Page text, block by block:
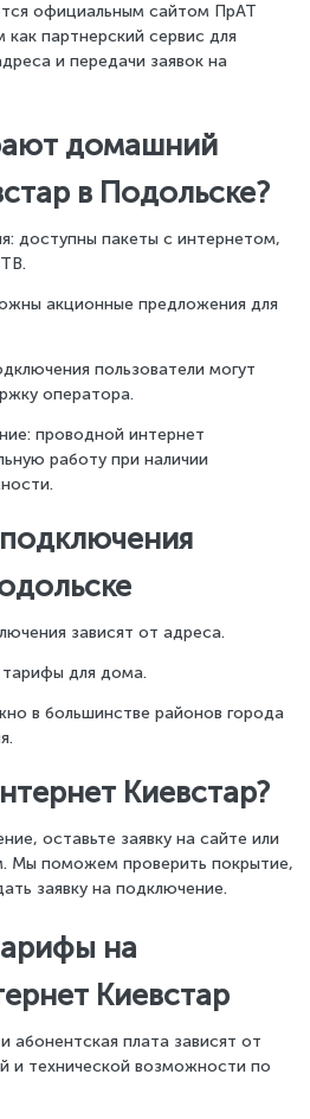
официальным сайтом ПрАТ
партнерский сервис для
и передачи заявок на
домашний
в Подольске?
доступны пакеты с интернетом,
акционные предложения для
пользователи могут
оператора.
проводной интернет
работу при наличии
зависят от адреса.
для дома.
в большинстве районов города
Киевстар?
оставьте заявку на сайте или
Мы поможем проверить покрытие,
заявку на подключение.
на
Киевстар
плата зависят от
и технической возможности по